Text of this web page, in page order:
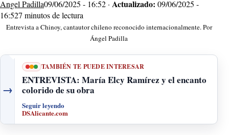
Angel Padilla09/06/2025 - 16:52 · Actualizado: 09/06/2025 -
16:527 minutos de lectura
Entrevista a Chinoy, cantautor chileno reconocido internacionalmente. Por
Ángel Padilla
→
TAMBIÉN TE PUEDE INTERESAR
ENTREVISTA: María Elcy Ramírez y el encanto
colorido de su obra
Seguir leyendo
DSAlicante.com